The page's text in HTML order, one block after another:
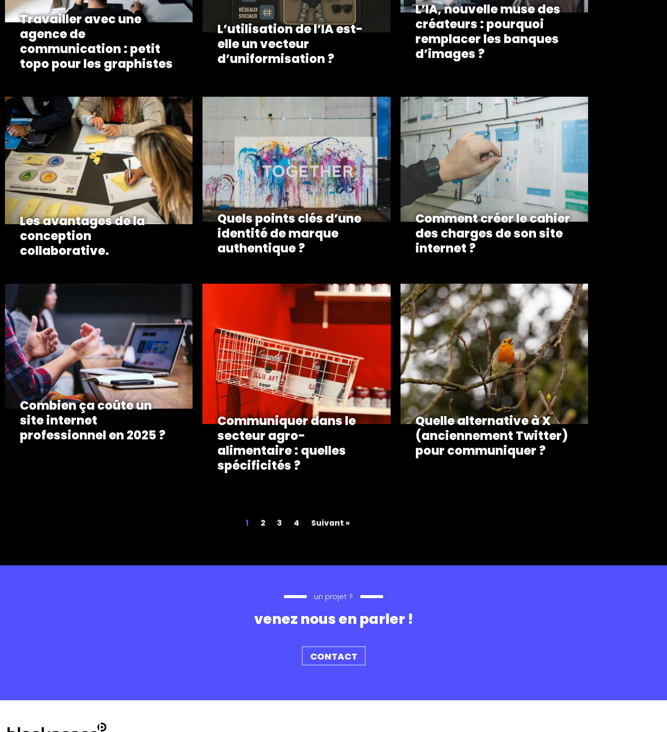
Travailler avec une
agence de
communication : petit
topo pour les graphistes
L’utilisation de l’IA est-
elle un vecteur
d’uniformisation ?
L’IA, nouvelle muse des
créateurs : pourquoi
remplacer les banques
d’images ?
Les avantages de la
conception
collaborative.
Quels points clés d’une
identité de marque
authentique ?
Comment créer le cahier
des charges de son site
internet ?
Combien ça coûte un
site internet
professionnel en 2025 ?
Communiquer dans le
secteur agro-
alimentaire : quelles
spécificités ?
Quelle alternative à X
(anciennement Twitter)
pour communiquer ?
1 2 3 4 Suivant »
un projet ?
venez nous en parler !
CONTACT